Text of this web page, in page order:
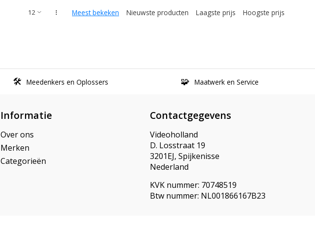
Meest bekeken Nieuwste producten Laagste prijs Hoogste prijs
Meedenkers en Oplossers Maatwerk en Service
Informatie
Over ons
Merken
Categorieën
Contactgegevens
Videoholland
D. Losstraat 19
3201EJ, Spijkenisse
Nederland
KVK nummer: 70748519
Btw nummer: NL001866167B23